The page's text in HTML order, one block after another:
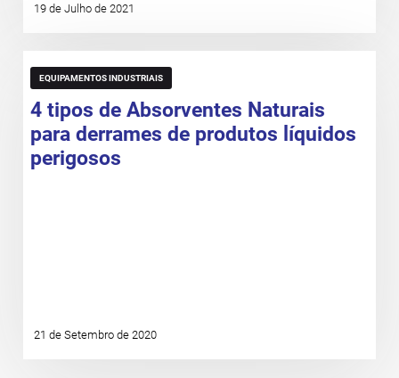
19 de Julho de 2021
EQUIPAMENTOS INDUSTRIAIS
4 tipos de Absorventes Naturais
para derrames de produtos líquidos
perigosos
21 de Setembro de 2020